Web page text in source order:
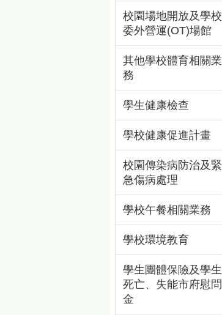
校園場地開放及學校
委外營運(OT)場館
其他學校體育相關業
務
學生健康檢查
學校健康促進計畫
校園傳染病防治及緊
急傷病處理
學校午餐相關業務
學校環境教育
學生團體保險及學生
死亡、失能市府慰問
金